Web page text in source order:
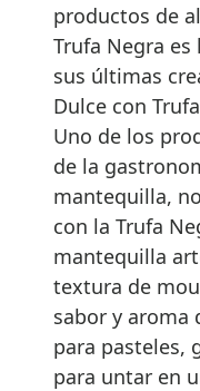
productos de
Trufa Negra
sus últimas
Dulce con
Uno de los
de la
mantequilla,
con la Trufa
mantequilla
textura de
sabor y aroma
para pasteles,
para untar en